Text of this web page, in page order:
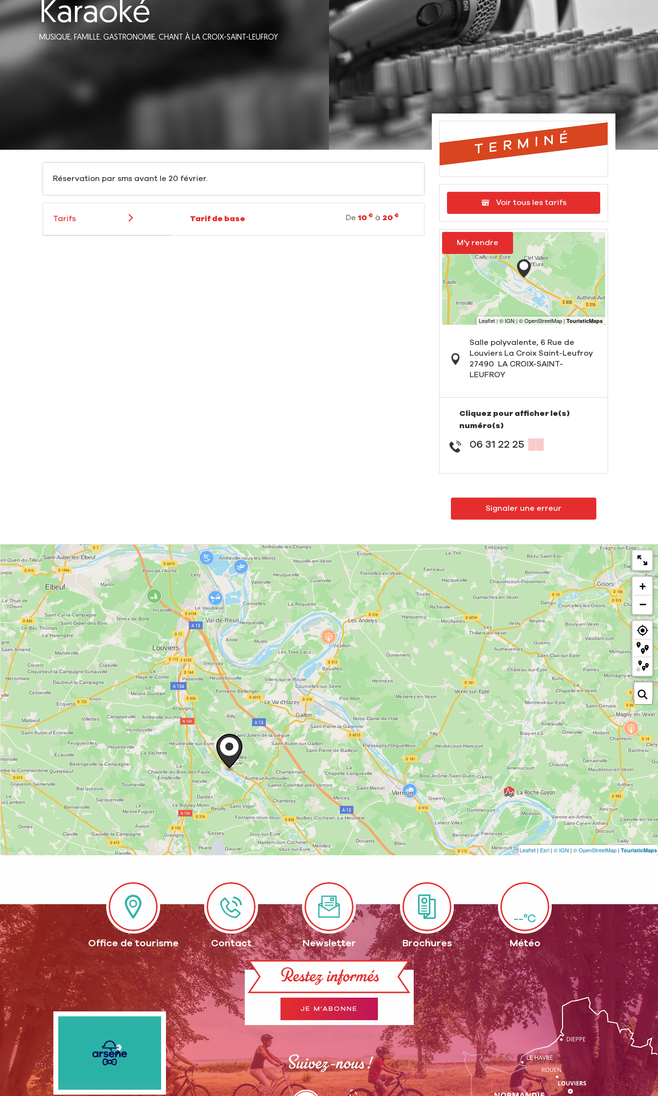
Karaoké
MUSIQUE, FAMILLE, GASTRONOMIE, CHANT À LA CROIX-SAINT-LEUFROY
Réservation par sms avant le 20 février.
Tarifs Tarif de base De10 € à 20 €
TERMINÉ
Voir tous les tarifs
M'y rendre
Salle polyvalente, 6 Rue de
Louviers La Croix Saint-Leufroy
27490
LA CROIX-SAINT-
LEUFROY
Cliquez pour afficher le(s)
numéro(s)
06 31 22 25 ▒▒
Signaler une erreur
+
−
Leaflet | Esri | © IGN | © OpenStreetMap | TouristicMaps
Office de tourisme Contact Newsletter Brochures
--°C
Météo
Restez informés
JE M'ABONNE
Suivez-nous !